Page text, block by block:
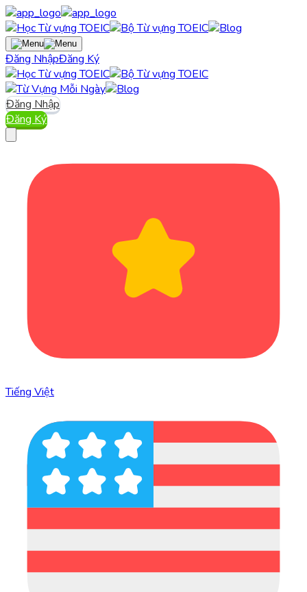
Đăng NhậpĐăng Ký
Đăng Nhập
Đăng Ký
Tiếng Việt